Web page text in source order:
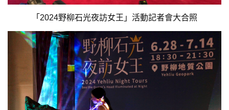
「2024野柳石光夜訪女王」活動記者會大合照